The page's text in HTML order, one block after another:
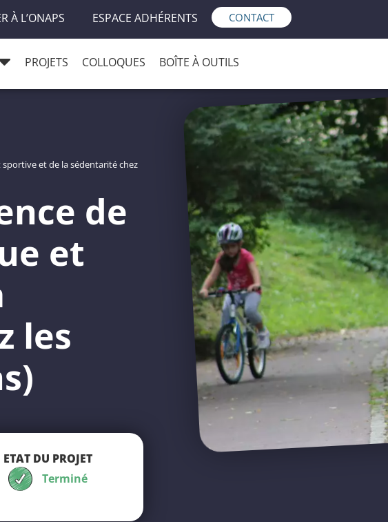
À L’ONAPS ESPACE ADHÉRENTS CONTACT
PROJETS COLLOQUES BOÎTE À OUTILS
sportive et de la sédentarité chez
de
et
les
ETAT DU PROJET
Terminé